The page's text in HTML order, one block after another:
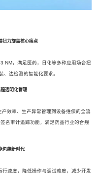
力旋盖核心痛点
NM，满足医药，日化等多种应用场合扭
、边检测的智能化要求。
透明化管理
产效率、生产异常管理到设备维保的全流
名审计追踪功能，满足药品行业的合规
装新时代
行速度，降低操作与调试难度，减少开发